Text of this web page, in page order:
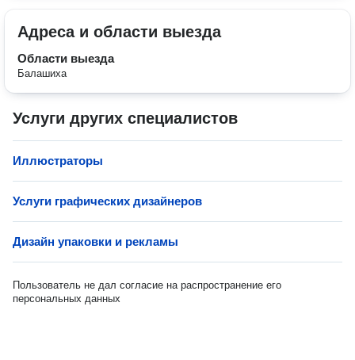
Адреса и области выезда
Области выезда
Балашиха
Услуги других специалистов
Иллюстраторы
Услуги графических дизайнеров
Дизайн упаковки и рекламы
Пользователь не дал согласие на распространение его
персональных данных